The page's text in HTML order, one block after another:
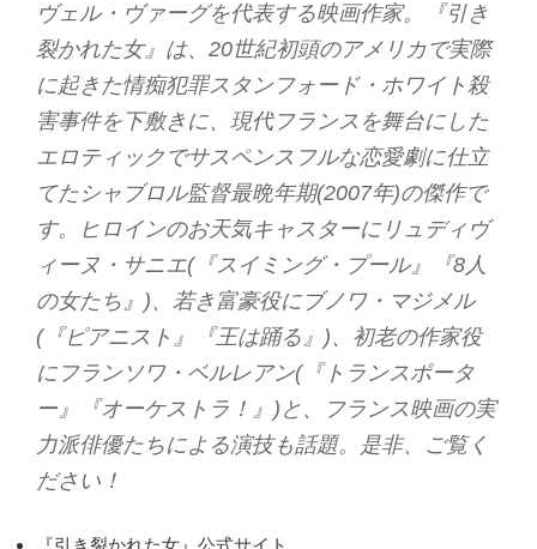
ヴェル・ヴァーグを代表する映画作家。『引き
裂かれた女』は、20世紀初頭のアメリカで実際
に起きた情痴犯罪スタンフォード・ホワイト殺
害事件を下敷きに、現代フランスを舞台にした
エロティックでサスペンスフルな恋愛劇に仕立
てたシャブロル監督最晩年期(2007年)の傑作で
す。ヒロインのお天気キャスターにリュディヴ
ィーヌ・サニエ(『スイミング・プール』『8人
の女たち』)、若き富豪役にブノワ・マジメル
(『ピアニスト』『王は踊る』)、初老の作家役
にフランソワ・ベルレアン(『トランスポータ
ー』『オーケストラ！』)と、フランス映画の実
力派俳優たちによる演技も話題。是非、ご覧く
ださい！